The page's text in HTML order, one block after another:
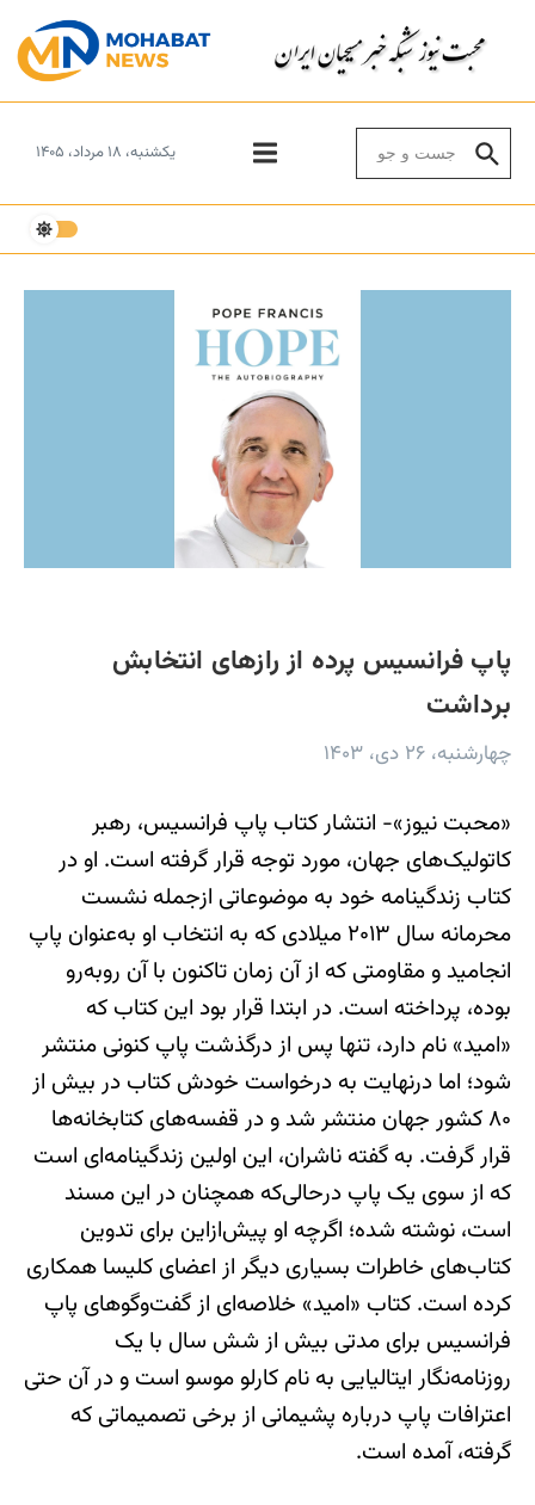
یکشنبه، ۱۸ مرداد، ۱۴۰۵
پاپ فرانسیس پرده از رازهای انتخابش
برداشت
چهارشنبه، ۲۶ دی، ۱۴۰۳
«محبت نیوز»- انتشار کتاب پاپ فرانسیس، رهبر
کاتولیک‌های جهان، مورد توجه قرار گرفته است. او در
کتاب زندگینامه خود به موضوعاتی از‌جمله نشست
محرمانه سال ۲۰۱۳ میلادی که به انتخاب او به‌عنوان پاپ
انجامید و مقاومتی که از آن زمان تاکنون با آن روبه‌رو
بوده، پرداخته است. در ابتدا قرار بود این کتاب که
«امید» نام دارد، تنها پس از درگذشت پاپ کنونی منتشر
شود؛ اما درنهایت به درخواست خودش کتاب در بیش از
۸۰ کشور جهان منتشر شد و در قفسه‌های کتابخانه‌ها
قرار گرفت. به گفته ناشران، این اولین زندگینامه‌ای است
که از سوی یک پاپ در‌حالی‌که همچنان در این مسند
است، نوشته شده؛ اگرچه او پیش‌از‌این برای تدوین
کتاب‌های خاطرات بسیاری دیگر از اعضای کلیسا همکاری
کرده است. کتاب «امید» خلاصه‌ای از گفت‌وگوهای پاپ
فرانسیس برای مدتی بیش از شش سال با یک
روزنامه‌نگار ایتالیایی به نام کارلو موسو است و در آن حتی
اعترافات پاپ درباره پشیمانی از برخی تصمیماتی که
گرفته، آمده است.